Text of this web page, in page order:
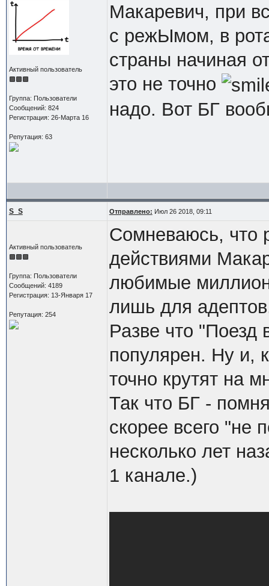
Активный пользователь
Группа: Пользователи
Сообщений: 824
Регистрация: 26-Марта 16
Репутация: 63
Макаревич, при
с режЫмом, в
страны начиная
это не точно
надо. Вот БГ
S_S Отправлено: Июл 26 2018, 09:11
Активный пользователь
Группа: Пользователи
Сообщений: 4189
Регистрация: 13-Января 17
Репутация: 254
Сомневаюсь, что
действиями
любимые
лишь для
Разве что "Поезд
популярен. Ну и,
точно крутят на
Так что БГ -
скорее всего "не
несколько лет
1 канале.)